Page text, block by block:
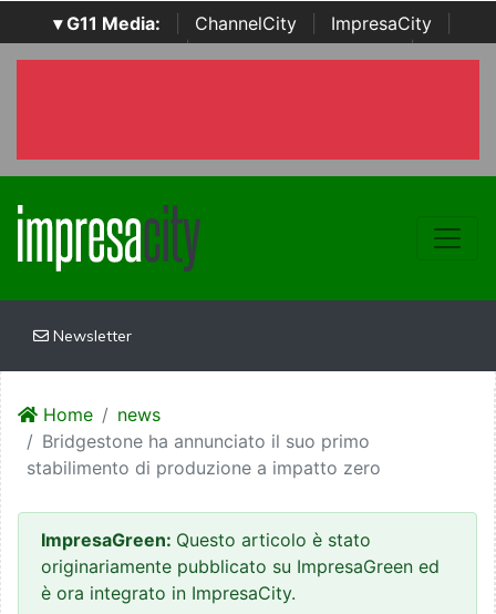
▾ G11 Media: ChannelCity ImpresaCity
SecurityOpenLab | Italian Channel Awards | Italian
Newsletter
Home
news
Bridgestone ha annunciato il suo primo
stabilimento di produzione a impatto zero
ImpresaGreen: Questo articolo è stato
originariamente pubblicato su ImpresaGreen ed
è ora integrato in ImpresaCity.